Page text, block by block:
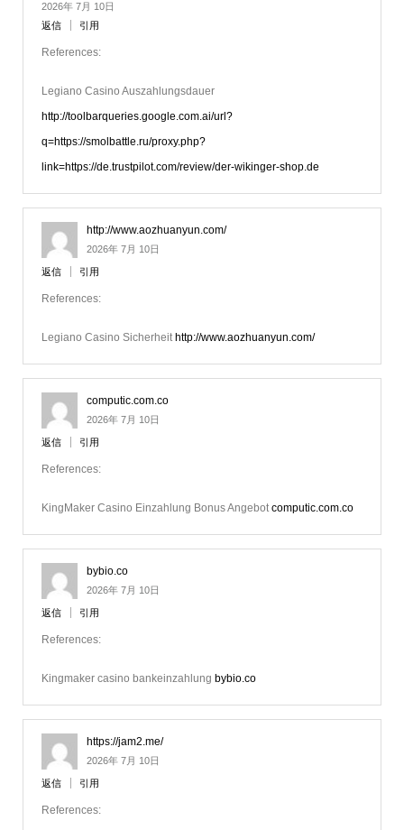
2026年 7月 10日
返信
引用
References:
Legiano Casino Auszahlungsdauer
http://toolbarqueries.google.com.ai/url?
q=https://smolbattle.ru/proxy.php?
link=https://de.trustpilot.com/review/der-wikinger-shop.de
http://www.aozhuanyun.com/
2026年 7月 10日
返信 引用
References:
Legiano Casino Sicherheit http://www.aozhuanyun.com/
computic.com.co
2026年 7月 10日
返信 引用
References:
KingMaker Casino Einzahlung Bonus Angebot computic.com.co
bybio.co
2026年 7月 10日
返信 引用
References:
Kingmaker casino bankeinzahlung bybio.co
https://jam2.me/
2026年 7月 10日
返信 引用
References: